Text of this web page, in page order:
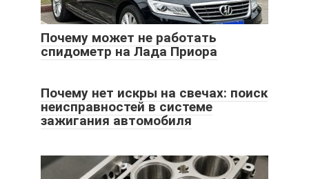
Почему может не работать
спидометр на Лада Приора
Почему нет искры на свечах: поиск
неисправностей в системе
зажигания автомобиля